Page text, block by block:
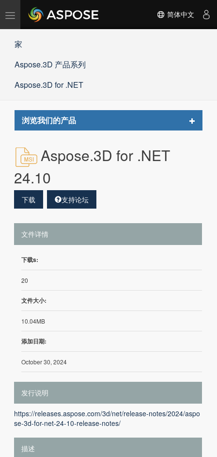
切
航
简体中文
家
Aspose.3D 产品系列
Aspose.3D for .NET
浏览我们的产品
Toggle
Aspose.3D for .NET
24.10
下载 支持论坛
文件详情
下载s:
20
文件大小:
10.04MB
添加日期:
October 30, 2024
发行说明
https://releases.aspose.com/3d/net/release-notes/2024/aspo
se-3d-for-net-24-10-release-notes/
描述